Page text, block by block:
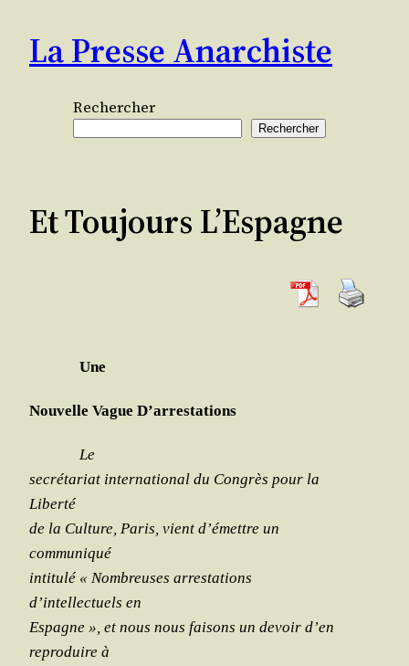
contenu
La Presse Anarchiste
Rechercher
Rechercher
Et Toujours L’Espagne
Une
Nouvelle Vague D’arrestations
Le
secré­ta­riat inter­na­tio­nal du Congrès pour la
Liberté
de la Culture, Paris, vient d’émettre un
communiqué
inti­tu­lé « Nom­breuses arres­ta­tions
d’intellectuels en
Espagne », et nous nous fai­sons un devoir d’en
repro­duire à